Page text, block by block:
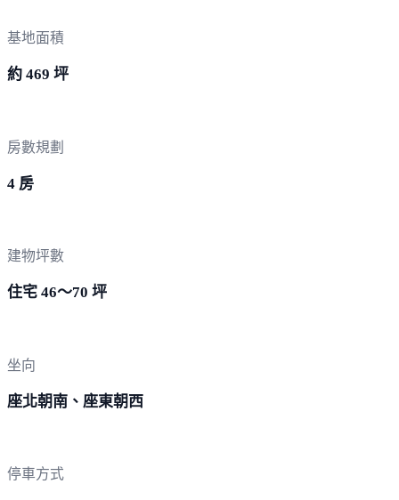
基地面積
約 469 坪
房數規劃
4 房
建物坪數
住宅 46～70 坪
坐向
座北朝南、座東朝西
停車方式